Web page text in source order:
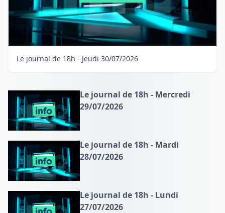
Le journal de 18h - Jeudi 30/07/2026
Le journal de 18h - Mercredi
29/07/2026
Le journal de 18h - Mardi
28/07/2026
Le journal de 18h - Lundi
27/07/2026